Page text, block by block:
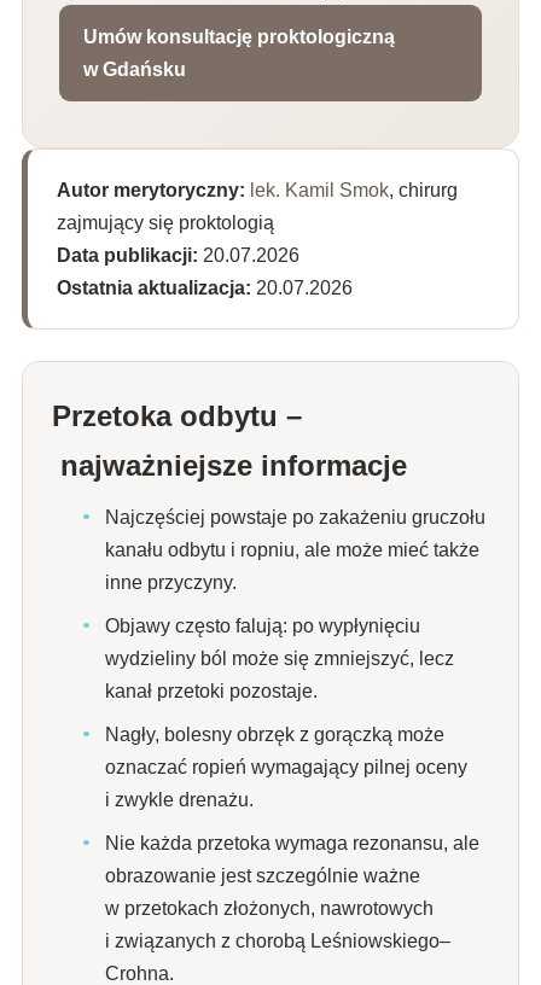
Umów konsultację proktologiczną
w Gdańsku
Autor merytoryczny: lek. Kamil Smok, chirurg
zajmujący się proktologią
Data publikacji: 20.07.2026
Ostatnia aktualizacja: 20.07.2026
Przetoka odbytu –
najważniejsze informacje
Najczęściej powstaje po zakażeniu gruczołu
kanału odbytu i ropniu, ale może mieć także
inne przyczyny.
Objawy często falują: po wypłynięciu
wydzieliny ból może się zmniejszyć, lecz
kanał przetoki pozostaje.
Nagły, bolesny obrzęk z gorączką może
oznaczać ropień wymagający pilnej oceny
i zwykle drenażu.
Nie każda przetoka wymaga rezonansu, ale
obrazowanie jest szczególnie ważne
w przetokach złożonych, nawrotowych
i związanych z chorobą Leśniowskiego–
Crohna.